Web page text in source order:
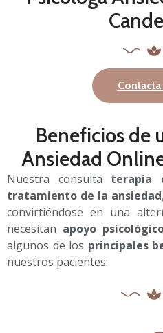
Beneficios de
Ansiedad
Nuestra consulta terapia
tratamiento de la ansiedad
convirtiéndose en una
necesitan apoyo
algunos de los principales
nuestros pacientes: